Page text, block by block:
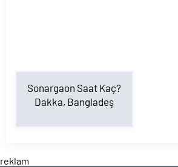
Sonargaon Saat Kaç?
Dakka, Bangladeş
reklam